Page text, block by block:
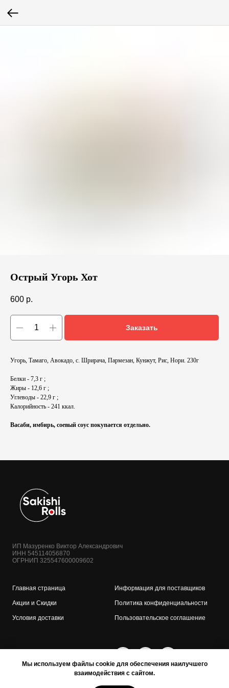
Острый Угорь Хот
600 р.
Заказать
Угорь, Тамаго, Авокадо, с. Шрирача, Пармезан, Кунжут, Рис, Нори. 230г
Белки - 7,3 г ;
Жиры - 12,6 г ;
Углеводы - 22,9 г ;
Калорийность - 241 ккал.
Васаби, имбирь, соевый соус покупается отдельно.
ИП Мазуренко Виктор Александрович
ИНН 545114056870
ОГРНИП 325547600009602
Главная страница
Акции и Скидки
Условия доставки
Информация для поставщиков
Политика конфиденциальности
Пользовательское соглашение
Мы используем файлы cookie для обеспечения наилучшего
взаимодействия с сайтом.